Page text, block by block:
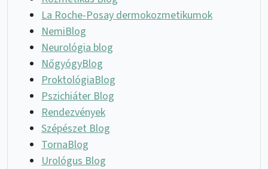
La Roche-Posay dermokozmetikumok
NemiBlog
Neurológia blog
NőgyógyBlog
ProktológiaBlog
Pszichiáter Blog
Rendezvények
Szépészet Blog
TornaBlog
Urológus Blog